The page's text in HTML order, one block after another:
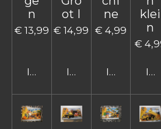
n
€ 13,99
In winkelwagen
ot I
€ 14,99
In winkelwagen
ne
€ 4,99
In
klei
n
€
In